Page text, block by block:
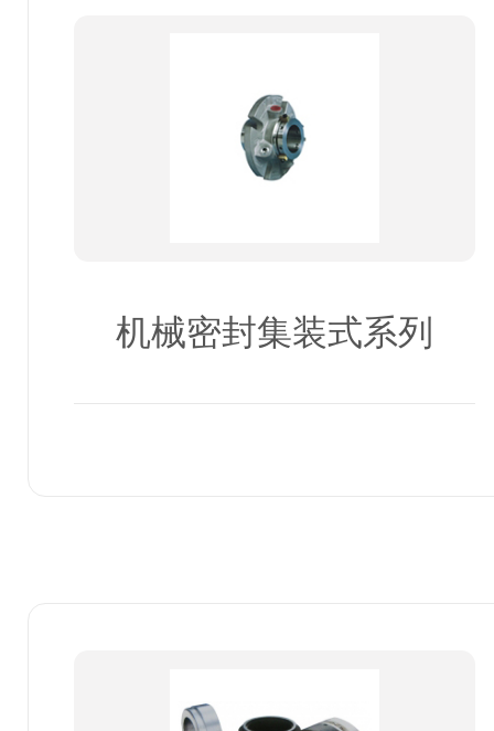
机械密封集装式系列